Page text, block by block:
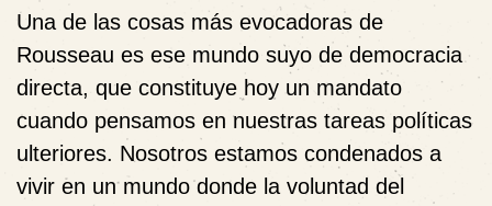
Una de las cosas más evocadoras de
Rousseau es ese mundo suyo de democracia
directa, que constituye hoy un mandato
cuando pensamos en nuestras tareas políticas
ulteriores. Nosotros estamos condenados a
vivir en un mundo donde la voluntad del